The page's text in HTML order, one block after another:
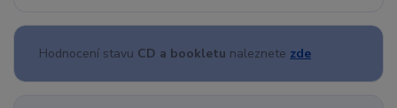
Hodnocení stavu CD a bookletu naleznete zde